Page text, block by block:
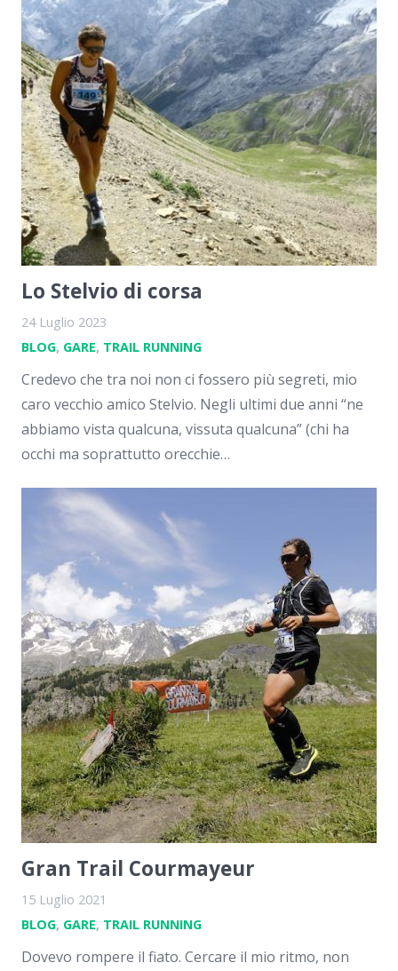
Lo Stelvio di corsa
24 Luglio 2023
BLOG, GARE, TRAIL RUNNING
Credevo che tra noi non ci fossero più segreti, mio
caro vecchio amico Stelvio. Negli ultimi due anni “ne
abbiamo vista qualcuna, vissuta qualcuna” (chi ha
occhi ma soprattutto orecchie…
Gran Trail Courmayeur
15 Luglio 2021
BLOG, GARE, TRAIL RUNNING
Dovevo rompere il fiato. Cercare il mio ritmo, non